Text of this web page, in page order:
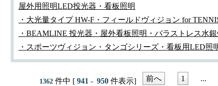
屋外用照明LED投光器・看板照明
・大光量タイプ HW-F・フィールドヴィジョン for
・BEAMLINE 投光器・屋外看板照明 ・バラストレス水
・スポーツヴィジョン ・タンゴシリーズ・看板用LED照
1362件中 [941 - 950件表示] 前へ 1 ...